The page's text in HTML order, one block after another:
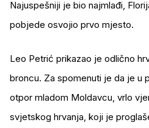
Najuspešniji je bio najmlađi,
pobjede osvojio prvo mjesto.
Leo Petrić prikazao je odlično
broncu. Za spomenuti je da je u
otpor mladom Moldavcu, vrlo
svjetskog hrvanja, koji je